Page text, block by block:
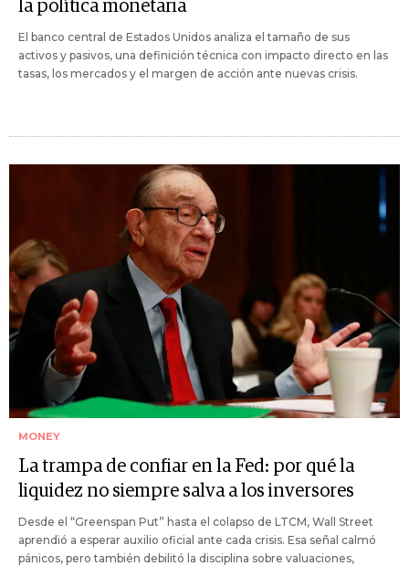
la política monetaria
El banco central de Estados Unidos analiza el tamaño de sus
activos y pasivos, una definición técnica con impacto directo en las
tasas, los mercados y el margen de acción ante nuevas crisis.
MONEY
La trampa de confiar en la Fed: por qué la
liquidez no siempre salva a los inversores
Desde el “Greenspan Put” hasta el colapso de LTCM, Wall Street
aprendió a esperar auxilio oficial ante cada crisis. Esa señal calmó
pánicos, pero también debilitó la disciplina sobre valuaciones,